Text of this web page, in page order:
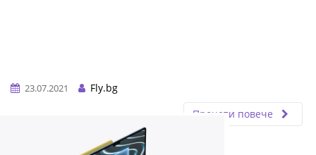
23.07.2021
Fly.bg
Прочети повече